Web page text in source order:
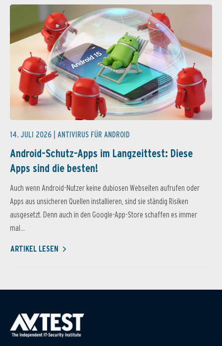
14. JULI 2026 | ANTIVIRUS FÜR ANDROID
Android-Schutz-Apps im Langzeittest: Diese
Apps sind die besten!
Auch wenn Android-Nutzer keine dubiosen Webseiten aufrufen oder
Apps aus unsicheren Quellen installieren, sind sie ständig Risiken
ausgesetzt. Denn auch in den Google-App-Store schaffen es immer
mal...
ARTIKEL LESEN